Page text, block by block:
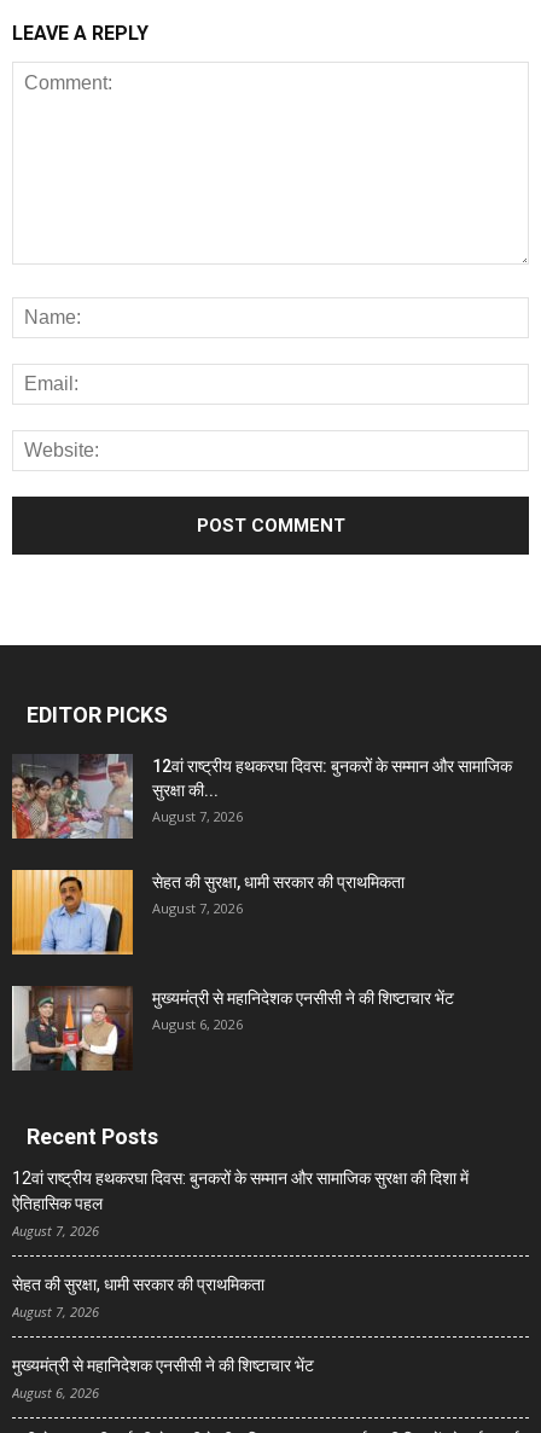
LEAVE A REPLY
EDITOR PICKS
12वां राष्ट्रीय हथकरघा दिवस: बुनकरों के सम्मान और सामाजिक
सुरक्षा की...
August 7, 2026
सेहत की सुरक्षा, धामी सरकार की प्राथमिकता
August 7, 2026
मुख्यमंत्री से महानिदेशक एनसीसी ने की शिष्टाचार भेंट
August 6, 2026
Recent Posts
12वां राष्ट्रीय हथकरघा दिवस: बुनकरों के सम्मान और सामाजिक सुरक्षा की दिशा में
ऐतिहासिक पहल
August 7, 2026
सेहत की सुरक्षा, धामी सरकार की प्राथमिकता
August 7, 2026
मुख्यमंत्री से महानिदेशक एनसीसी ने की शिष्टाचार भेंट
August 6, 2026